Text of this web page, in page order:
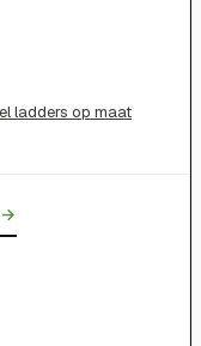
ladders op maat
→